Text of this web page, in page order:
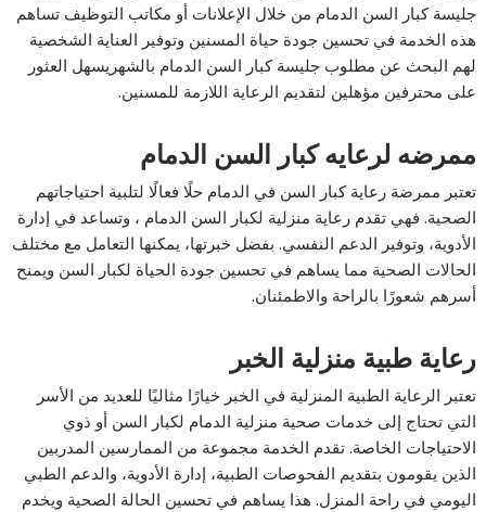
جليسة كبار السن الدمام من خلال الإعلانات أو مكاتب التوظيف تساهم
هذه الخدمة في تحسين جودة حياة المسنين وتوفير العناية الشخصية
لهم البحث عن مطلوب جليسة كبار السن الدمام بالشهريسهل العثور
على محترفين مؤهلين لتقديم الرعاية اللازمة للمسنين.
ممرضه لرعايه كبار السن الدمام
تعتبر ممرضة رعاية كبار السن في الدمام حلًا فعالًا لتلبية احتياجاتهم
الصحية. فهي تقدم رعاية منزلية لكبار السن الدمام ، وتساعد في إدارة
الأدوية، وتوفير الدعم النفسي. بفضل خبرتها، يمكنها التعامل مع مختلف
الحالات الصحية مما يساهم في تحسين جودة الحياة لكبار السن ويمنح
أسرهم شعورًا بالراحة والاطمئنان.
رعاية طبية منزلية الخبر
تعتبر الرعاية الطبية المنزلية في الخبر خيارًا مثاليًا للعديد من الأسر
التي تحتاج إلى خدمات صحية منزلية الدمام لكبار السن أو ذوي
الاحتياجات الخاصة. تقدم الخدمة مجموعة من الممارسين المدربين
الذين يقومون بتقديم الفحوصات الطبية، إدارة الأدوية، والدعم الطبي
اليومي في راحة المنزل. هذا يساهم في تحسين الحالة الصحية ويخدم